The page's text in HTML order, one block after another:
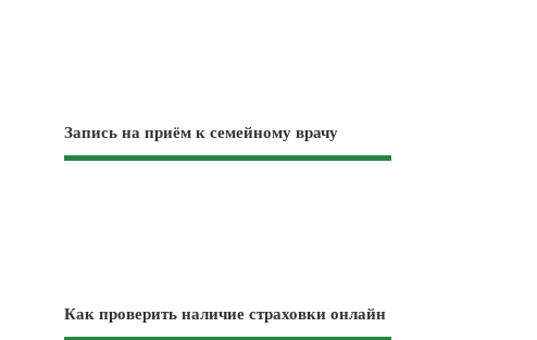
Запись на приём к семейному врачу
Как проверить наличие страховки онлайн